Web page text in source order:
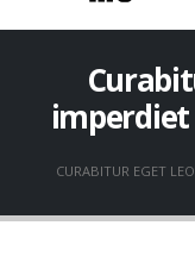
imperdiet
CURABITUR EGET